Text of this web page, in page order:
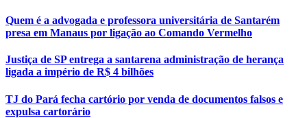
Quem é a advogada e professora universitária de Santarém
presa em Manaus por ligação ao Comando Vermelho
Justiça de SP entrega a santarena administração de herança
ligada a império de R$ 4 bilhões
TJ do Pará fecha cartório por venda de documentos falsos e
expulsa cartorário